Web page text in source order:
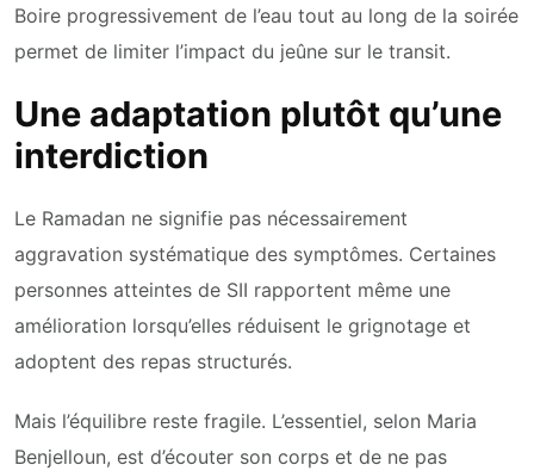
Boire progressivement de l’eau tout au long de la soirée
permet de limiter l’impact du jeûne sur le transit.
Une adaptation plutôt qu’une
interdiction
Le Ramadan ne signifie pas nécessairement
aggravation systématique des symptômes. Certaines
personnes atteintes de SII rapportent même une
amélioration lorsqu’elles réduisent le grignotage et
adoptent des repas structurés.
Mais l’équilibre reste fragile. L’essentiel, selon Maria
Benjelloun, est d’écouter son corps et de ne pas